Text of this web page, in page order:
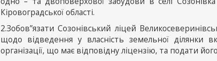
Кіровоградської області.
2.Зобов”язати Созонівський ліцей
щодо відведення у власність земельної ділянки
організації, що має відповідну ліцензію, та подати